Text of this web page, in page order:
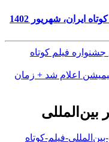
ایران، شهریور 1402
فیلم کوتاه
اعلام شد + زمان